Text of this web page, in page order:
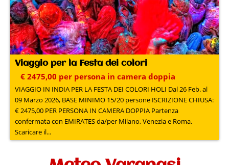
Viaggio per la Festa dei colori
€ 2475,00 per persona in camera doppia
VIAGGIO IN INDIA PER LA FESTA DEI COLORI HOLI Dal 26 Feb. al
09 Marzo 2026, BASE MINIMO 15/20 persone ISCRIZIONE CHIUSA:
€ 2475,00 PER PERSONA IN CAMERA DOPPIA Partenza
confermata con EMIRATES da/per Milano, Venezia e Roma.
Scaricare il...